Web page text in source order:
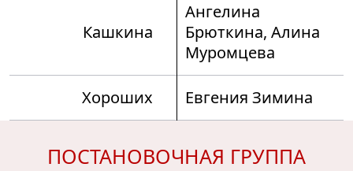
Кашкина
Ангелина
Брюткина, Алина
Муромцева
Хороших Евгения Зимина
ПОСТАНОВОЧНАЯ ГРУППА